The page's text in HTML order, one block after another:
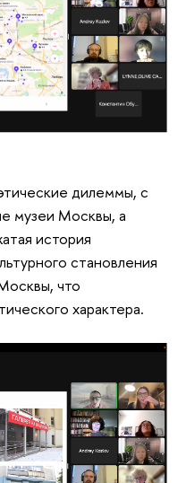
дилеммы, с
музеи Москвы, а
история
становления
что
характера.